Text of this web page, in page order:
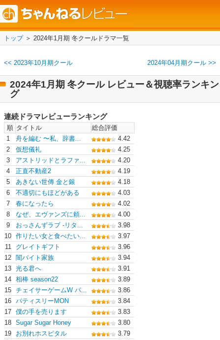
トップ＞ 2024年1月期 冬クールドラマ一覧
<< 2023年10月期クール 2024年04月期クール >>
2024年1月期 冬クール レビュー＆視聴率ランキン
グ
連続ドラマレビューランキング
順 タイトル
総合評価
1
舟を編む 〜私、辞書...
4.42
2
仮想儀礼
4.25
3
アストリッドとラファ...
4.20
4
正直不動産2
4.19
5
あきない世傳 金と銀
4.18
6
不適切にもほどがある
4.03
7
春になったら
4.02
8
なぜ、エヴァンズに頼...
4.00
9
おっさんずラブ -リタ...
3.98
10 作りたい女と食べたい...
3.97
11
グレイトギフト
3.96
12
闇バイト家族
3.94
13 光る君へ
3.91
14 相棒 season22
3.89
15 チェイサーゲームW パ...
3.86
16 パティスリーMON
3.84
17 僕の手を売ります
3.83
18 Sugar Sugar Honey
3.80
19
お別れホスピタル
3.79